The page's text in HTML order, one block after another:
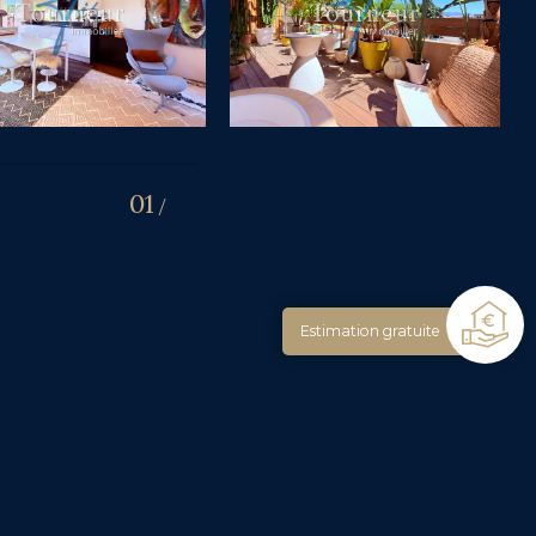
01 /
Estimation gratuite